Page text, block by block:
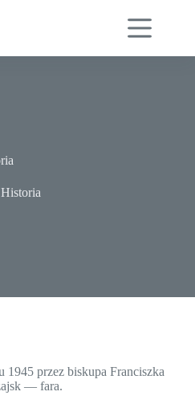
Historia
1945 przez biskupa Franciszka
— fara.